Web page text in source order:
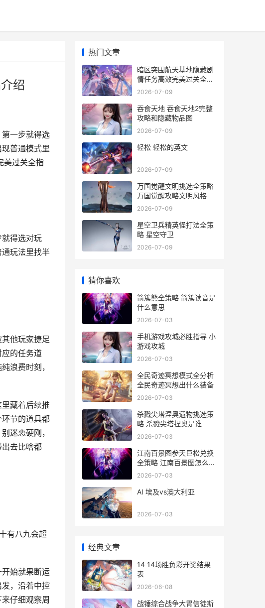
绍
一步就得选
普通模式里
美过关全指
得选对玩
玩法里找半
他玩家捷足
的任务道
浪费时刻，
藏着后续推
节的道具都
迷恋硬刚，
去比啥都
有八九会超
始就果断运
，沿着中控
仔细观察周
热门文章
暗区突围航天基地隐藏剧
情任务高效完美过关全指
导 暗区突围物品介绍
2026-07-09
吞食天地 吞食天地2完整
攻略和隐藏物品图
2026-07-09
轻松 轻松的英文
2026-07-09
万国觉醒文明挑选全策略
万国觉醒攻略文明风格
2026-07-09
星空卫兵精英怪打法全策
略 星空守卫
2026-07-09
猜你喜欢
箭簇熊全策略 箭簇读音是
什么意思
2026-07-03
手机游戏攻城必胜指导 小
游戏攻城
2026-07-03
全民奇迹冥想模式全分析
全民奇迹冥想出什么装备
2026-07-03
杀戮尖塔涅奥遗物挑选策
略 杀戮尖塔捏奥是谁
2026-07-03
江南百景图参天巨松兑换
全策略 江南百景图怎么换
参天巨松
2026-07-03
AI 埃及vs澳大利亚
2026-07-03
经典文章
14 14场胜负彩开奖结果
表
2026-06-08
战锤综合战争大胃信徒斯